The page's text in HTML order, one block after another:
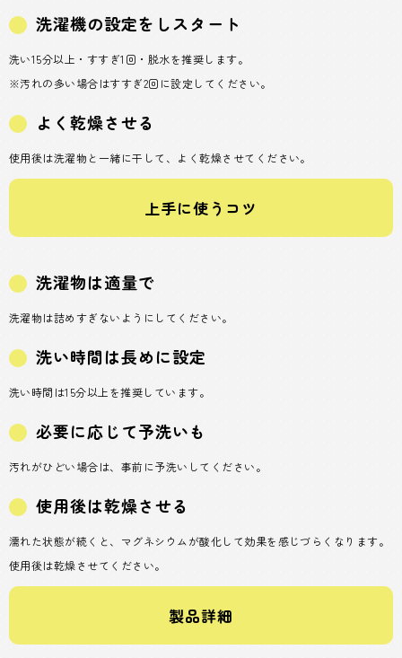
洗濯機の設定をしスタート
洗い15分以上・すすぎ1回・脱水を推奨します。
※汚れの多い場合はすすぎ2回に設定してください。
よく乾燥させる
使用後は洗濯物と一緒に干して、よく乾燥させてください。
上手に使うコツ
洗濯物は適量で
洗濯物は詰めすぎないようにしてください。
洗い時間は長めに設定
洗い時間は15分以上を推奨しています。
必要に応じて予洗いも
汚れがひどい場合は、事前に予洗いしてください。
使用後は乾燥させる
濡れた状態が続くと、マグネシウムが酸化して効果を感じづらくなります。
使用後は乾燥させてください。
製品詳細